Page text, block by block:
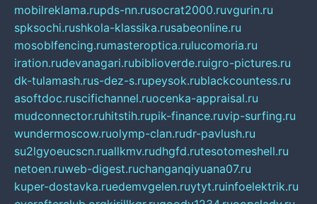
mobilreklama.rupds-nn.rusocrat2000.ruvgurin.ru
spksochi.rushkola-klassika.rusabeonline.ru
mosoblfencing.rumasteroptica.rulucomoria.ru
iration.rudevanagari.rubiblioverde.ruigro-pictures.ru
dk-tulamash.rus-dez-s.rupeysok.rublackcountess.ru
asoftdoc.ruscifichannel.ruocenka-appraisal.ru
mudconnector.ruhitstih.rupik-finance.ruvip-surfing.ru
wundermoscow.ruolymp-clan.rudr-pavlush.ru
su2lgyoeucscn.ruallkmv.rudhgfd.rutesotomeshell.ru
netoen.ruweb-digest.ruchanganqiyuana07.ru
kuper-dostavka.ruedemvgelen.ruytyt.ruinfoelektrik.ru